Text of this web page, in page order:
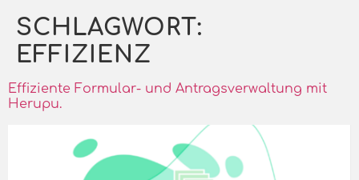
SCHLAGWORT:
EFFIZIENZ
Effiziente Formular- und Antragsverwaltung mit
Herupu.